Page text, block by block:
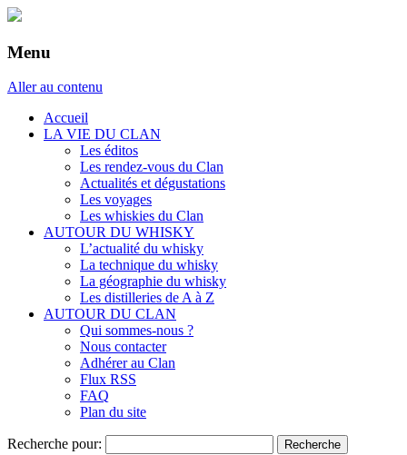
Menu
Aller au contenu
Accueil
LA VIE DU CLAN
Les éditos
Les rendez-vous du Clan
Actualités et dégustations
Les voyages
Les whiskies du Clan
AUTOUR DU WHISKY
L’actualité du whisky
La technique du whisky
La géographie du whisky
Les distilleries de A à Z
AUTOUR DU CLAN
Qui sommes-nous ?
Nous contacter
Adhérer au Clan
Flux RSS
FAQ
Plan du site
Recherche pour: